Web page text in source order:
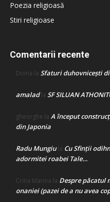
Poezia religioasă
Stiri religioase
Comentarii recente
Doina la Sfaturi duhovnicești
amaladla SF SILUAN
gheorghe la A început
din Japonia
Radu Mungiula Cu Sfinții
adormitei roabei Tale…
Crina Marina la Despre păcatul
onaniei (pazei de a nu avea